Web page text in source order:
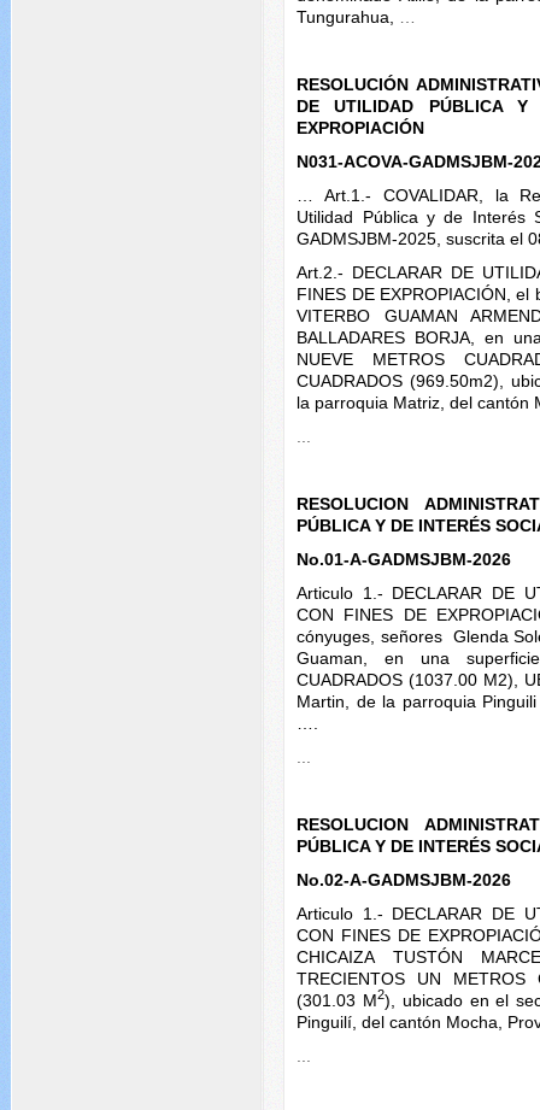
Tungurahua,
RESOLUCIÓN
DE UTILIDAD PÚBLICA
EXPROPIACIÓN
N031-ACOVA-GADMSJBM-
… Art.1.- COVALIDAR, la
Utilidad Pública y de Interés
GADMSJBM-2025, suscrita el
Art.2.- DECLARAR DE
FINES DE EXPROPIACIÓN,
VITERBO GUAMAN
BALLADARES BORJA, en
NUEVE METROS
CUADRADOS (969.50m2),
la parroquia Matriz, del
RESOLUCION
PÚBLICA Y DE INTERÉS
No.01-A-GADMSJBM-2026
Articulo 1.- DECLARAR DE
CON FINES DE
cónyuges, señores Glenda
Guaman, en una
CUADRADOS (1037.00 M2),
Martin, de la parroquia
RESOLUCION
PÚBLICA Y DE INTERÉS
No.02-A-GADMSJBM-2026
Articulo 1.- DECLARAR DE
CON FINES DE
CHICAIZA TUSTÓN
TRECIENTOS UN METROS
(301.03 M2), ubicado en el
Pinguilí, del cantón Mocha,